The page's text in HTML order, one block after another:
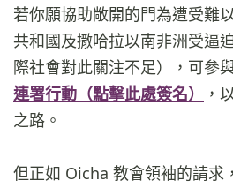
若你願協助敞開的門為遭受難
共和國及撒哈拉以南非洲受逼
際社會對此關注不足），可參
連署行動（點擊此處簽名）
，
之路。
但正如 Oicha 教會領袖的請求